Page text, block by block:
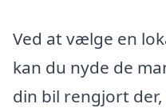
Ved at vælge en
kan du nyde de
din bil rengjort